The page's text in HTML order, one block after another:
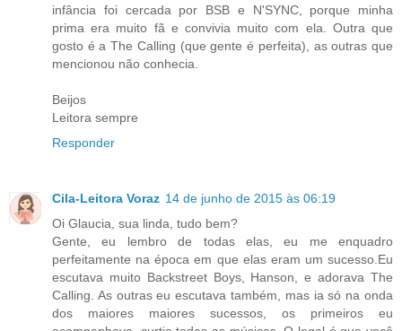
infância foi cercada por BSB e N'SYNC, porque minha
prima era muito fã e convivia muito com ela. Outra que
gosto é a The Calling (que gente é perfeita), as outras que
mencionou não conhecia.
Beijos
Leitora sempre
Responder
Cila-Leitora Voraz 14 de junho de 2015 às 06:19
Oi Glaucia, sua linda, tudo bem?
Gente, eu lembro de todas elas, eu me enquadro
perfeitamente na época em que elas eram um sucesso.Eu
escutava muito Backstreet Boys, Hanson, e adorava The
Calling. As outras eu escutava também, mas ia só na onda
dos maiores maiores sucessos, os primeiros eu